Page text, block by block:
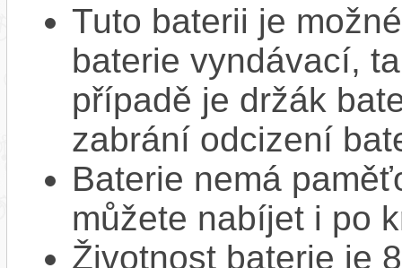
Tuto baterii je
baterie vyndávací,
případě je držák
zabrání odcizení
Baterie nemá
můžete nabíjet i po
Životnost baterie je